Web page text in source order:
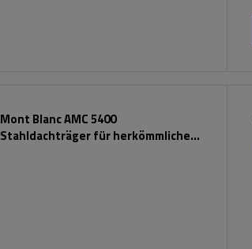
Mont Blanc AMC 5400
Stahldachträger für herkömmliche